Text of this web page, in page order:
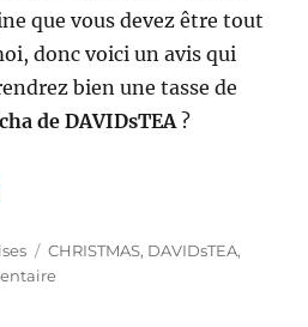
que vous devez être tout
donc voici un avis qui
bien une tasse de
de DAVIDsTEA ?
Étiquettes
CHRISTMAS, DAVIDsTEA,
sur